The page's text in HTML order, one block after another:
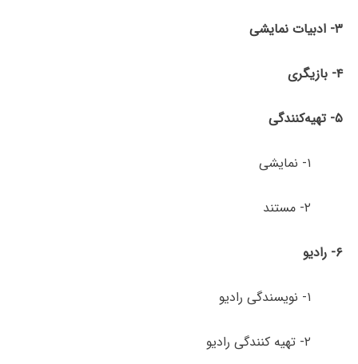
۳- ادبیات نمایشی
۴- بازیگری
۵- تهیه‌کنندگی
۱- نمایشی
۲- مستند
۶- رادیو
۱- نویسندگی رادیو
۲- تهیه کنندگی رادیو